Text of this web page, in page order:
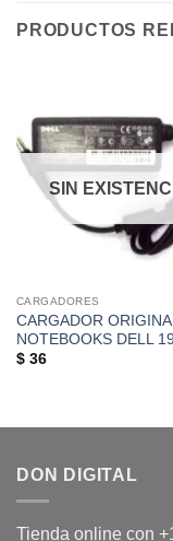
PRODUCTOS
SIN
CARGADORES
CARGADOR
NOTEBOOKS DELL
$36
DON DIGITAL
Tienda online con